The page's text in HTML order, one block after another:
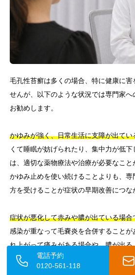
毛孔性苔癬は多くの場合、特に健康に害
せんが、以下のような状況では専門家
お勧めします。
かゆみが強く、日常生活に支障が出てい
くて睡眠が妨げられたり、集中力が低
は、適切な薬物療法や治療が必要なこ
かゆみ止めを使い続けることよりも、
方を受けることが症状の早期改善につな
症状が悪化して赤みや膿が出ている場合
感染が重なって毛嚢炎を合併することが
れ上がって痛みがある場合や、膿が出
の可能性を考えて、早めに受診するこ
電話予約
0120-561-118